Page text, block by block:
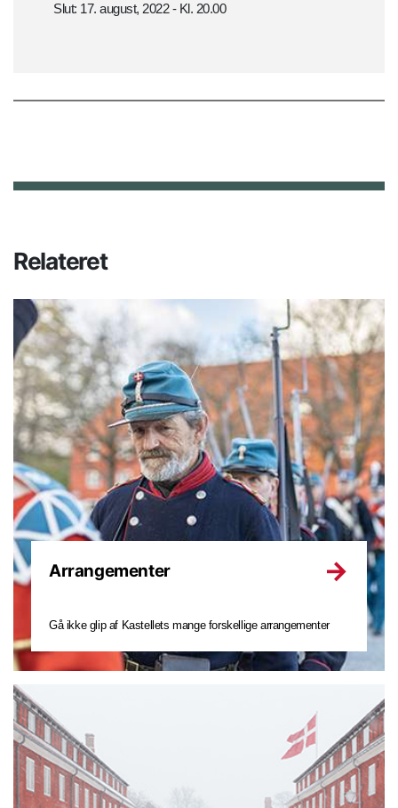
Slut: 17. august, 2022 - Kl. 20.00
Relateret
Arrangementer
Gå ikke glip af Kastellets mange forskellige arrangementer